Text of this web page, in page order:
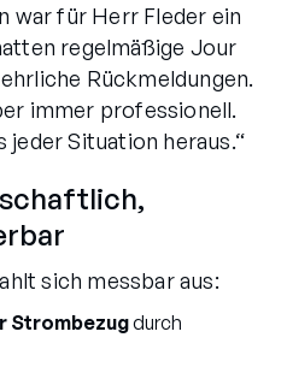
war für Herr Fleder ein
regelmäßige Jour
Rückmeldungen.
immer professionell.
jeder Situation heraus.“
sich messbar aus:
Strombezugdurch